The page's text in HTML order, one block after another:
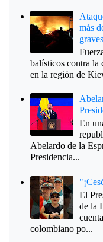
más
balísticos contra la
en la región de
En
Abelardo de la
Presidencia...
El
de la
colombiano po...